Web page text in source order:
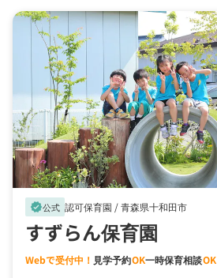
verified公式 認可保育園 /青森県十和田市
すずらん保育園
Webで受付中！ 見学予約OK一時保育相談OK